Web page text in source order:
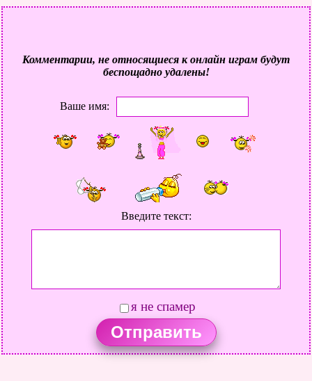
Комментарии, не относящиеся к онлайн играм будут
беспощадно удалены!
Ваше имя:
Введите текст:
я не спамер